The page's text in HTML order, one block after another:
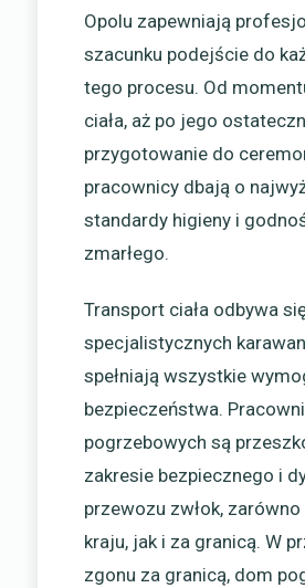
Opolu zapewniają
szacunku podejście do
tego procesu. Od
ciała, aż po jego
przygotowanie do
pracownicy dbają o
standardy higieny i
zmarłego.
Transport ciała odbywa
specjalistycznych
spełniają wszystkie
bezpieczeństwa.
pogrzebowych są
zakresie bezpiecznego i
przewozu zwłok,
kraju, jak i za granicą. W
zgonu za granicą, dom